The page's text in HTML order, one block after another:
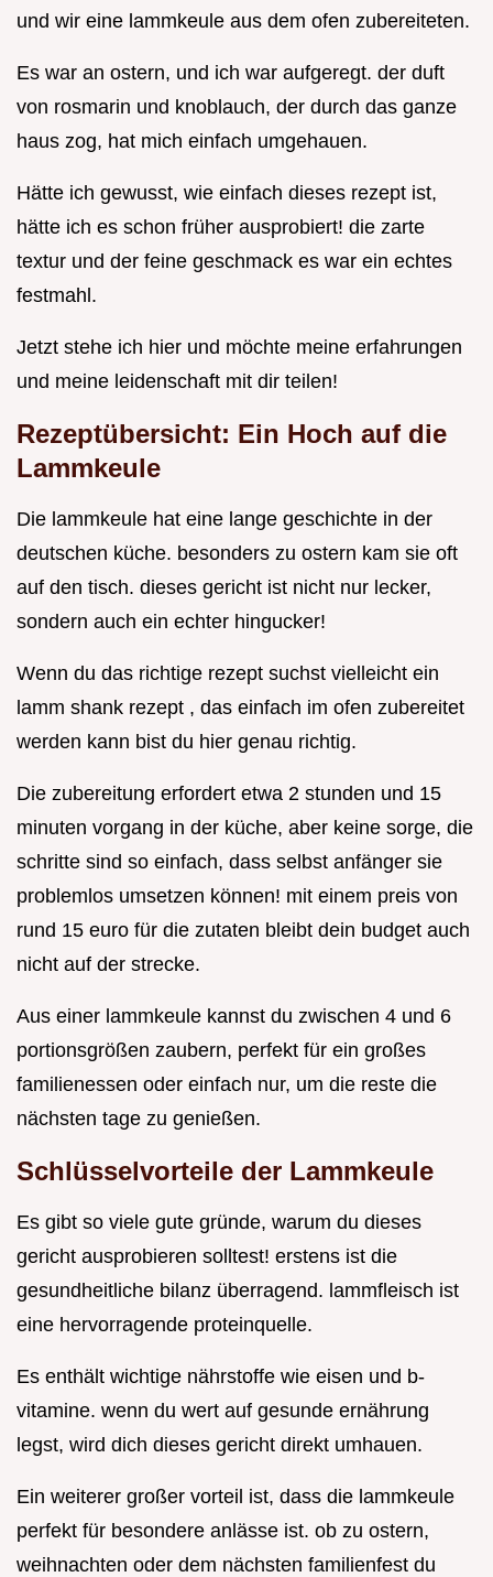
und wir eine lammkeule aus dem ofen zubereiteten.
Es war an ostern, und ich war aufgeregt. der duft
von rosmarin und knoblauch, der durch das ganze
haus zog, hat mich einfach umgehauen.
Hätte ich gewusst, wie einfach dieses rezept ist,
hätte ich es schon früher ausprobiert! die zarte
textur und der feine geschmack es war ein echtes
festmahl.
Jetzt stehe ich hier und möchte meine erfahrungen
und meine leidenschaft mit dir teilen!
Rezeptübersicht: Ein Hoch auf die
Lammkeule
Die lammkeule hat eine lange geschichte in der
deutschen küche. besonders zu ostern kam sie oft
auf den tisch. dieses gericht ist nicht nur lecker,
sondern auch ein echter hingucker!
Wenn du das richtige rezept suchst vielleicht ein
lamm shank rezept , das einfach im ofen zubereitet
werden kann bist du hier genau richtig.
Die zubereitung erfordert etwa 2 stunden und 15
minuten vorgang in der küche, aber keine sorge, die
schritte sind so einfach, dass selbst anfänger sie
problemlos umsetzen können! mit einem preis von
rund 15 euro für die zutaten bleibt dein budget auch
nicht auf der strecke.
Aus einer lammkeule kannst du zwischen 4 und 6
portionsgrößen zaubern, perfekt für ein großes
familienessen oder einfach nur, um die reste die
nächsten tage zu genießen.
Schlüsselvorteile der Lammkeule
Es gibt so viele gute gründe, warum du dieses
gericht ausprobieren solltest! erstens ist die
gesundheitliche bilanz überragend. lammfleisch ist
eine hervorragende proteinquelle.
Es enthält wichtige nährstoffe wie eisen und b-
vitamine. wenn du wert auf gesunde ernährung
legst, wird dich dieses gericht direkt umhauen.
Ein weiterer großer vorteil ist, dass die lammkeule
perfekt für besondere anlässe ist. ob zu ostern,
weihnachten oder dem nächsten familienfest du